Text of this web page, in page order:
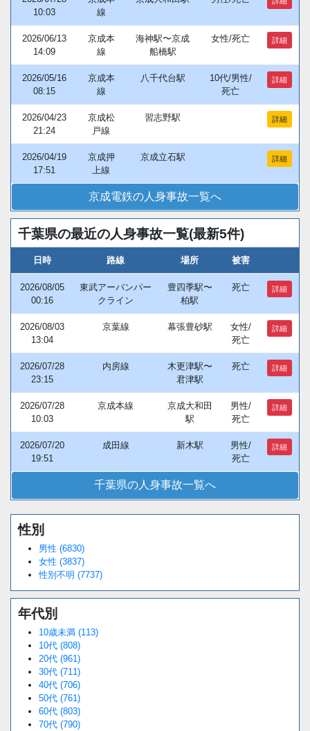
10:03
線
2026/06/13
14:09
京成本
線
海神駅〜京成
船橋駅
女性/死亡 詳細
2026/05/16
08:15
京成本
線
八千代台駅
10代/男性/
死亡
詳細
2026/04/23
21:24
京成松
戸線
習志野駅 詳細
2026/04/19
17:51
京成押
上線
京成立石駅 詳細
京成電鉄の人身事故一覧へ
千葉県の最近の人身事故一覧(最新5件)
日時 路線 場所 被害
2026/08/05
00:16
東武アーバンパー
クライン
豊四季駅〜
柏駅
死亡 詳細
2026/08/03
13:04
京葉線 幕張豊砂駅
女性/
死亡
詳細
2026/07/28
23:15
内房線
木更津駅〜
君津駅
死亡 詳細
2026/07/28
10:03
京成本線
京成大和田
駅
男性/
死亡
詳細
2026/07/20
19:51
成田線 新木駅
男性/
死亡
詳細
千葉県の人身事故一覧へ
Unmute
性別
男性 (6830)
女性 (3837)
性別不明 (7737)
年代別
10歳未満 (113)
10代 (808)
20代 (961)
30代 (711)
40代 (706)
50代 (761)
60代 (803)
70代 (790)